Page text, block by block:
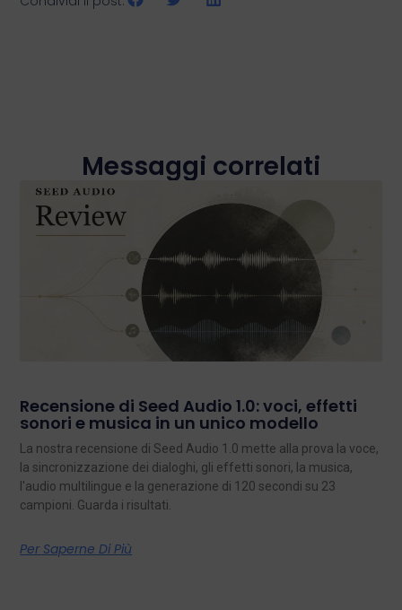
Messaggi correlati
Recensione di Seed Audio 1.0: voci, effetti
sonori e musica in un unico modello
La nostra recensione di Seed Audio 1.0 mette alla prova la voce,
la sincronizzazione dei dialoghi, gli effetti sonori, la musica,
l'audio multilingue e la generazione di 120 secondi su 23
campioni. Guarda i risultati.
Per Saperne Di Più